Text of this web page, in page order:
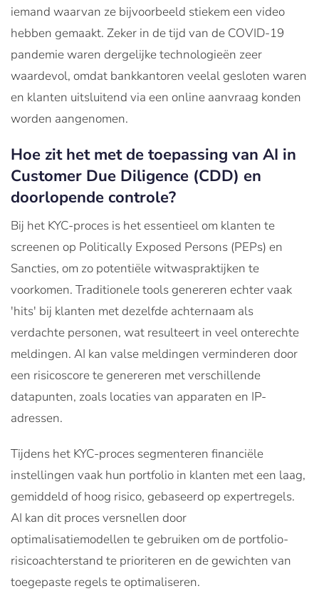
iemand waarvan ze bijvoorbeeld stiekem een video
hebben gemaakt. Zeker in de tijd van de COVID-19
pandemie waren dergelijke technologieën zeer
waardevol, omdat bankkantoren veelal gesloten waren
en klanten uitsluitend via een online aanvraag konden
worden aangenomen.
Hoe zit het met de toepassing van AI in
Customer Due Diligence (CDD) en
doorlopende controle?
Bij het KYC-proces is het essentieel om klanten te
screenen op Politically Exposed Persons (PEPs) en
Sancties, om zo potentiële witwaspraktijken te
voorkomen. Traditionele tools genereren echter vaak
'hits' bij klanten met dezelfde achternaam als
verdachte personen, wat resulteert in veel onterechte
meldingen. AI kan valse meldingen verminderen door
een risicoscore te genereren met verschillende
datapunten, zoals locaties van apparaten en IP-
adressen.
Tijdens het KYC-proces segmenteren financiële
instellingen vaak hun portfolio in klanten met een laag,
gemiddeld of hoog risico, gebaseerd op expertregels.
AI kan dit proces versnellen door
optimalisatiemodellen te gebruiken om de portfolio-
risicoachterstand te prioriteren en de gewichten van
toegepaste regels te optimaliseren.